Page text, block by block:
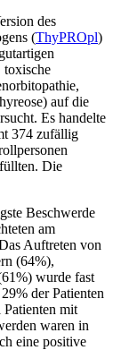
des
(ThyPROpl)
toxische
auf die
Es handelte
374 zufällig
Die
Beschwerde
am
Auftreten von
(64%),
wurde fast
der Patienten
mit
waren in
eine positive